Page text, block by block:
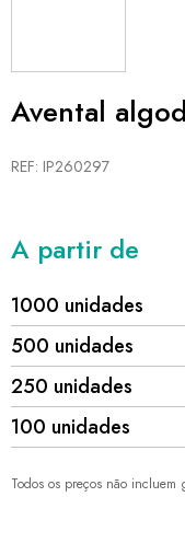
Avental
REF: IP260297
A partir de
1000 unidades
500 unidades
250 unidades
100 unidades
Todos os preços não incluem